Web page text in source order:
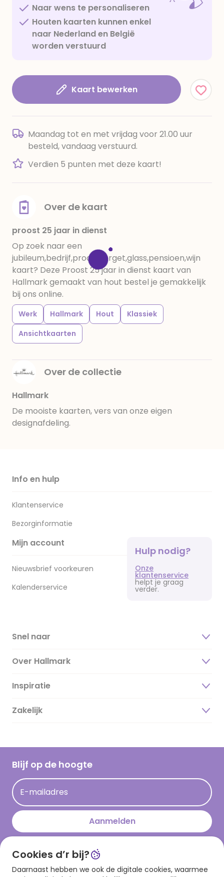
Naar wens te personaliseren
Houten kaarten kunnen enkel
naar Nederland en België
worden verstuurd
Kaart bewerken
Maandag tot en met vrijdag voor 21.00 uur
besteld, vandaag verstuurd.
Verdien 5 punten met deze kaart!
Over de kaart
proost 25 jaar in dienst
Op zoek naar een
jubileum,bedrijf,proost,forget,glass,pensioen,wijn
kaart? Deze Proost 25 jaar in dienst kaart van
Hallmark gemaakt van hout bestel je gemakkelijk
bij ons online.
Werk Hallmark Hout
Klassiek
Ansichtkaarten
Over de collectie
Hallmark
De mooiste kaarten, vers van onze eigen
designafdeling.
Info en hulp
Klantenservice
Bezorginformatie
Mijn account
Nieuwsbrief voorkeuren
Kalenderservice
Hulp nodig?
Onze
klantenservice
helpt je graag
verder.
Snel naar
Over Hallmark
Over ons
Duurzaamheid
Hallmark Kaartclub
Acties
Persberichten
Hallmark en Kinderpostzegels
Inspiratie
Magazine
Cadeau inspiratie
Kaartinspiratie
Zakelijk
Blijf op de hoogte
E-mailadres
Aanmelden
Download onze app
Cookies d’r bij?
Daarnaast hebben we ook de digitale cookies, waarmee